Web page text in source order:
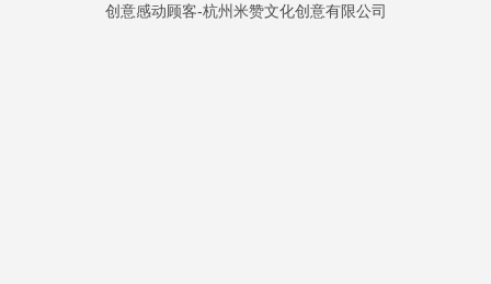
创意感动顾客-杭州米赞文化创意有限公司